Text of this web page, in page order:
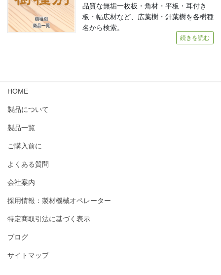
品質な無垢一枚板・角材・平板・耳付き
板・幅広材など、広葉樹・針葉樹を各樹種
名から検索。
続きを読む
HOME
製品について
製品一覧
ご購入前に
よくある質問
会社案内
採用情報：製材機械オペレーター
特定商取引法に基づく表示
ブログ
サイトマップ